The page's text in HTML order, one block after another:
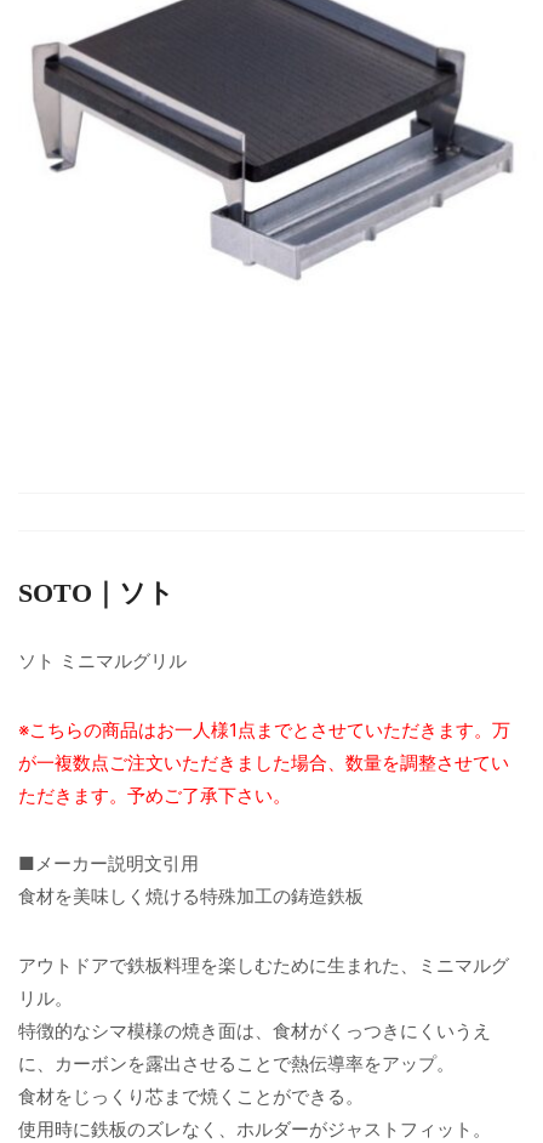
SOTO｜ソト
ソト ミニマルグリル
※こちらの商品はお一人様1点までとさせていただきます。万
が一複数点ご注文いただきました場合、数量を調整させてい
ただきます。予めご了承下さい。
■メーカー説明文引用
食材を美味しく焼ける特殊加工の鋳造鉄板
アウトドアで鉄板料理を楽しむために生まれた、ミニマルグ
リル。
特徴的なシマ模様の焼き面は、食材がくっつきにくいうえ
に、カーボンを露出させることで熱伝導率をアップ。
食材をじっくり芯まで焼くことができる。
使用時に鉄板のズレなく、ホルダーがジャストフィット。